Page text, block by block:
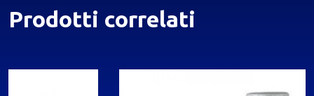
Prodotti correlati